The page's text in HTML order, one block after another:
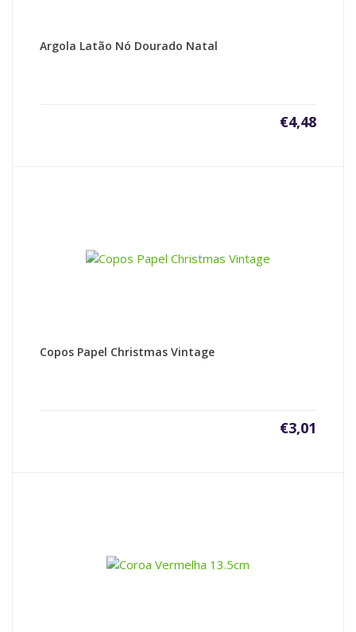
Argola Latão Nó Dourado Natal
€4,48
Copos Papel Christmas Vintage
€3,01